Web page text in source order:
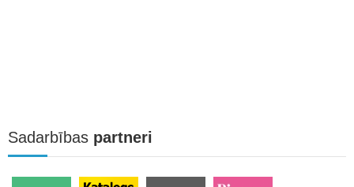
Sadarbības partneri